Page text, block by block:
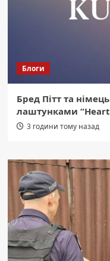
Блоги
Бред Пітт та
лаштунками
3 години тому назад